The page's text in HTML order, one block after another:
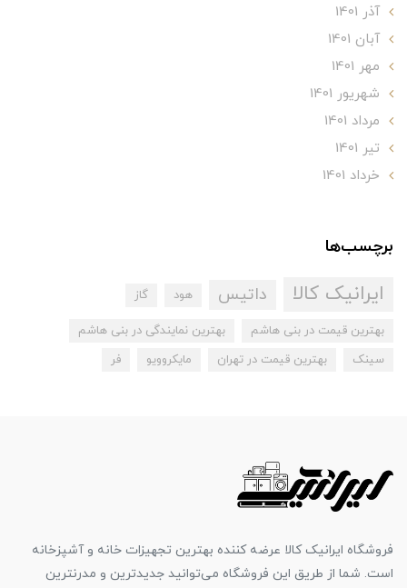
آذر 1401
آبان 1401
مهر 1401
شهریور 1401
مرداد 1401
تير 1401
خرداد 1401
برچسب‌ها
ایرانیک کالا داتیس هود گاز
بهترین قیمت در بنی هاشم
بهترین نمایندگی در بنی هاشم
سینک
بهترین قیمت در تهران مایکروویو فر
فروشگاه ایرانیک کالا عرضه کننده بهترین تجهیزات خانه و آشپزخانه
است. شما از طریق این فروشگاه می‌توانید جدیدترین و مدرنترین